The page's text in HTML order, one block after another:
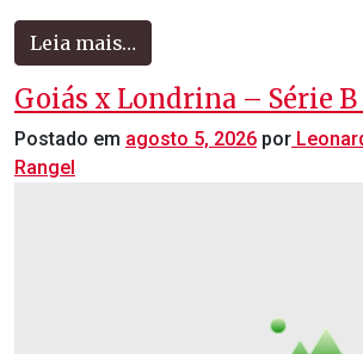
Leia mais…
Goiás x Londrina – Série
Postado em agosto 5, 2026 por
Rangel